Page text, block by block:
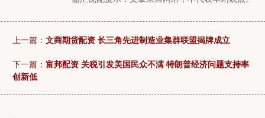
上一篇： 文商期货配资 长三角先进制造业集群联盟揭牌成立
下一篇： 富邦配资 关税引发美国民众不满 特朗普经济问题支持率
创新低